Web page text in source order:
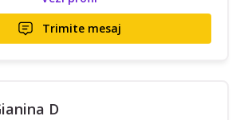
Trimite mesaj
D